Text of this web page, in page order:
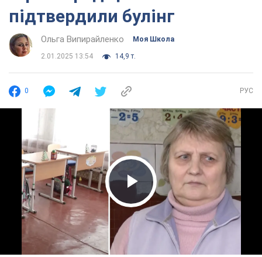
підтвердили булінг
Ольга Випирайленко Моя Школа
2.01.2025 13:54 14,9 т.
0 РУС
Play Video